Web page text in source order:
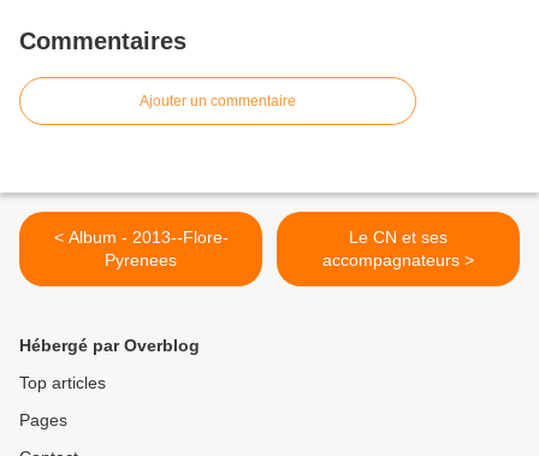
Commentaires
Ajouter un commentaire
< Album - 2013--Flore-
Pyrenees
Le CN et ses
accompagnateurs >
Hébergé par Overblog
Top articles
Pages